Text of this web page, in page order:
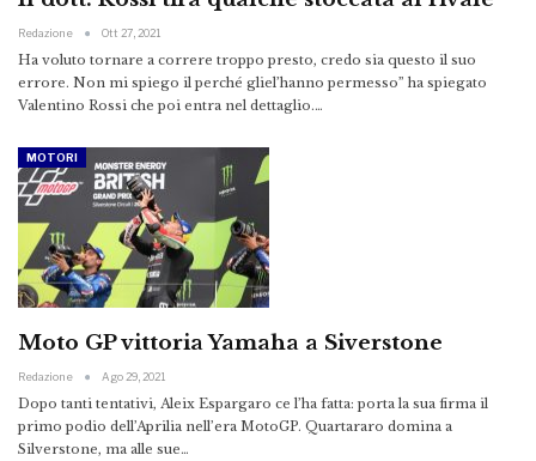
Redazione Ott 27, 2021
Ha voluto tornare a correre troppo presto, credo sia questo il suo
errore. Non mi spiego il perché gliel’hanno permesso” ha spiegato
Valentino Rossi che poi entra nel dettaglio.…
MOTORI
Moto GP vittoria Yamaha a Siverstone
Redazione Ago 29, 2021
Dopo tanti tentativi, Aleix Espargaro ce l’ha fatta: porta la sua firma il
primo podio dell’Aprilia nell’era MotoGP. Quartararo domina a
Silverstone, ma alle sue…